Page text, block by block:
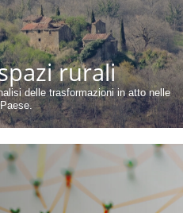
rurali
delle trasformazioni in atto nelle